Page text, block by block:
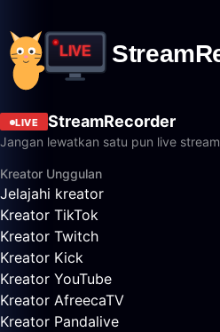
LIVE StreamRecorder
Jangan lewatkan satu pun live stream
Kreator Unggulan
Jelajahi kreator
Kreator TikTok
Kreator Twitch
Kreator Kick
Kreator YouTube
Kreator AfreecaTV
Kreator Pandalive